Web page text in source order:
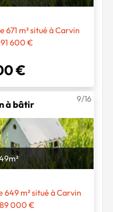
m² situé à Carvin
600 €
€
à bâtir
9/16
m²
m² situé à Carvin
000 €